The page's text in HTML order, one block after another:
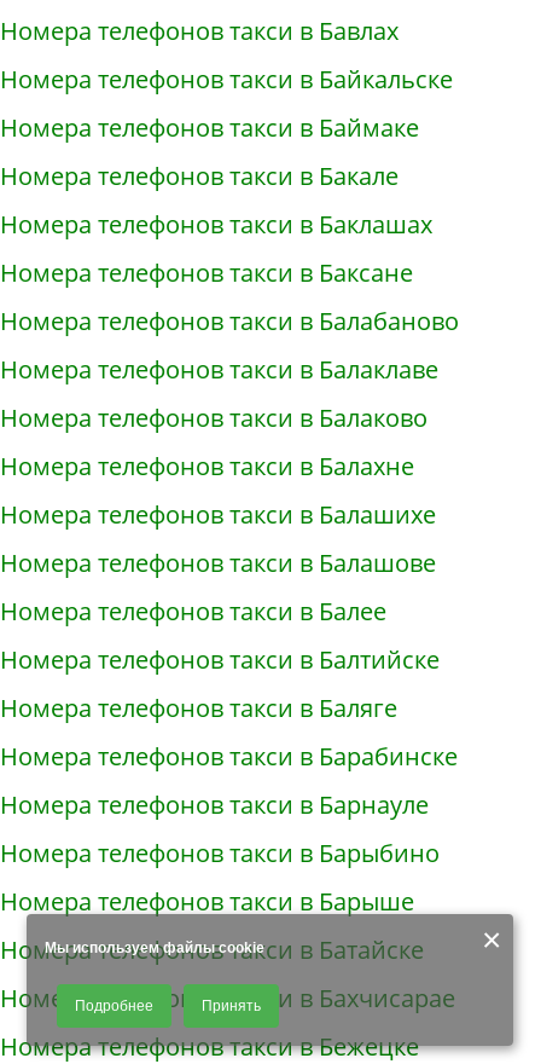
×
Мы используем файлы cookie
Продолжая использовать наш сайт, Вы даете согласие на обработку
файлов - COOKIES, пользовательских данных (файлы-cookies, IP-адрес,
данные об идентификаторе браузера, дата и время осуществления
доступа к сайту, история поисковых запросов) для сбора аналитической и
Подробнее Принять
Номера телефонов такси в Бавлах
Номера телефонов такси в Байкальске
Номера телефонов такси в Баймаке
Номера телефонов такси в Бакале
Номера телефонов такси в Баклашах
Номера телефонов такси в Баксане
Номера телефонов такси в Балабаново
Номера телефонов такси в Балаклаве
Номера телефонов такси в Балаково
Номера телефонов такси в Балахне
Номера телефонов такси в Балашихе
Номера телефонов такси в Балашове
Номера телефонов такси в Балее
Номера телефонов такси в Балтийске
Номера телефонов такси в Баляге
Номера телефонов такси в Барабинске
Номера телефонов такси в Барнауле
Номера телефонов такси в Барыбино
Номера телефонов такси в Барыше
Номера телефонов такси в Батайске
Номера телефонов такси в Бахчисарае
Номера телефонов такси в Бежецке